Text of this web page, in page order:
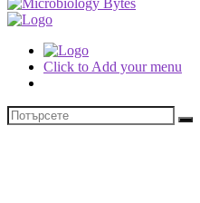
Click to Add your menu